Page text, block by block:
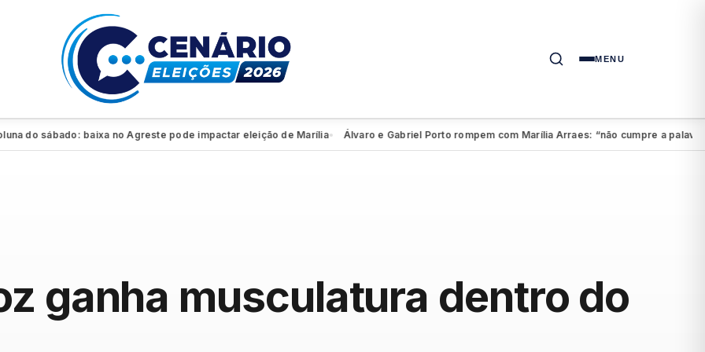
MENU
sábado: baixa no Agreste pode impactar eleição de Marília● Álvaro e Gabriel Porto rompem com Marília Arraes: “não cumpre a palavra”●
ganha musculatura dentro do